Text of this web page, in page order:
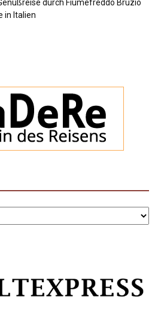
durch Fiumefreddo Bruzio
in Italien